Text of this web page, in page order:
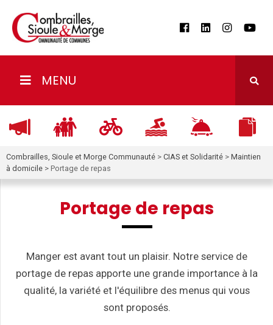
MENU
Combrailles, Sioule et Morge Communauté > CIAS et Solidarité > Maintien
à domicile > Portage de repas
Portage de repas
Manger est avant tout un plaisir. Notre service de
portage de repas apporte une grande importance à la
qualité, la variété et l'équilibre des menus qui vous
sont proposés.